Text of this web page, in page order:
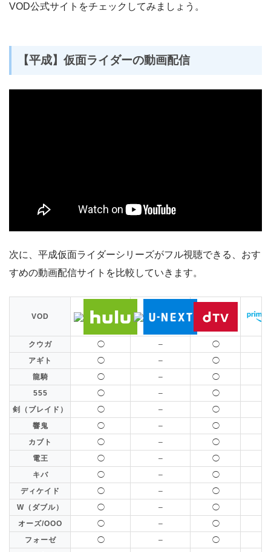
VOD公式サイトをチェックしてみましょう。
【平成】仮面ライダーの動画配信
次に、平成仮面ライダーシリーズがフル視聴できる、おす
すめの動画配信サイトを比較していきます。
VOD
クウガ ◯ – ◯
アギト
◯ – ◯
龍騎
◯ – ◯
555
◯ – ◯
剣（ブレイド）
◯ – ◯
響鬼
◯ – ◯
カブト
◯ – ◯
電王
◯ – ◯
キバ
◯ – ◯
ディケイド
◯ – ◯
W（ダブル）
◯ – ◯
オーズ/OOO
◯ – ◯
フォーゼ
◯ – ◯